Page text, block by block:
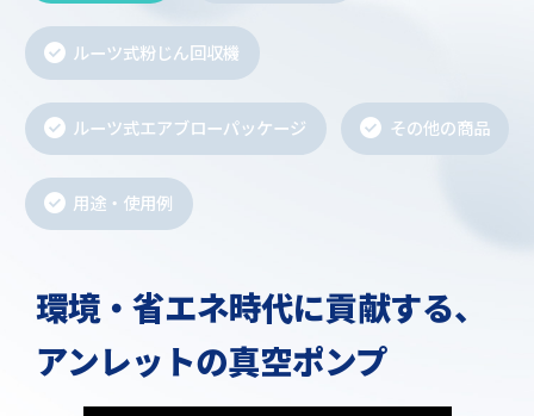
ルーツ式粉じん回収機
ルーツ式エアブローパッケージ その他の商品
用途・使用例
環境・省エネ時代に貢献する、
アンレットの真空ポンプ